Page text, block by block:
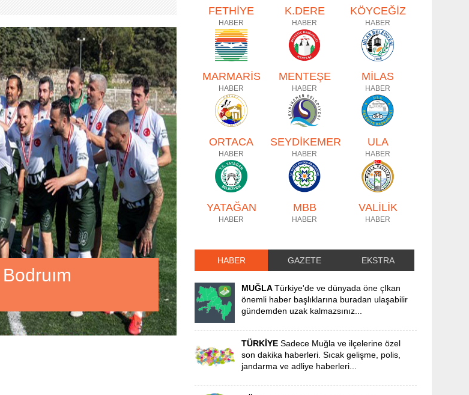
FETHİYE
HABER
K.DERE
HABER
KÖYCEĞİZ
HABER
MARMARİS
HABER
MENTEŞE
HABER
MİLAS
HABER
ORTACA
HABER
SEYDİKEMER
HABER
ULA
HABER
YATAĞAN
HABER
MBB
HABER
VALİLİK
HABER
HABER GAZETE EKSTRA
MUĞLATürkiye'de ve dünyada öne çIkan
önemli haber başlıklarına buradan ulaşabilir
gündemden uzak kalmazsınız...
TÜRKİYESadece Muğla ve ilçelerine özel
son dakika haberleri. Sıcak gelişme, polis,
jandarma ve adliye haberleri...